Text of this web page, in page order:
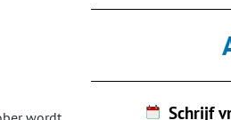
Schrijf